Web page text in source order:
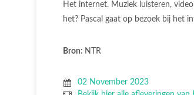
Het internet. Muziek luisteren,
het? Pascal gaat op bezoek bij het
Bron: NTR
02 November 2023